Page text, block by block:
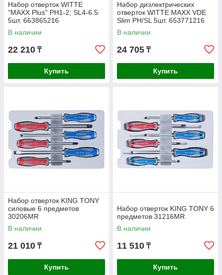
Набор отверток WITTE
"MAXX Plus" PH1-2; SL4-6.5
5шт. 663865216
В наличии
22 210 ₸
Купить
Набор диэлектрических
отверток WITTE MAXX VDE
Slim PH/SL 5шт. 653771216
В наличии
24 705 ₸
Купить
Набор отверток KING TONY
силовые 6 предметов
30206MR
В наличии
21 010 ₸
Купить
Набор отверток KING TONY 6
предметов 31216MR
В наличии
11 510 ₸
Купить